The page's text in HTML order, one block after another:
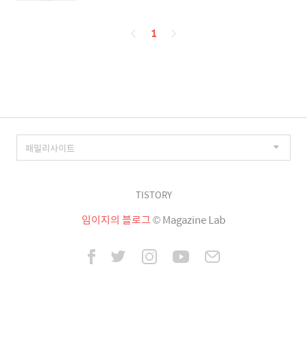
페
1
TISTORY
임이지의 블로그© Magazine Lab